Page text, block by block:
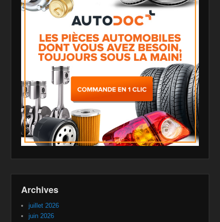
Archives
juillet 2026
juin 2026